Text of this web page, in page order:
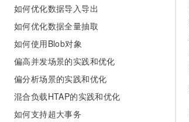
如何优化数据导入导出
如何优化数据全量抽取
如何使用Blob对象
偏高并发场景的实践和优化
偏分析场景的实践和优化
混合负载HTAP的实践和优化
如何支持超大事务